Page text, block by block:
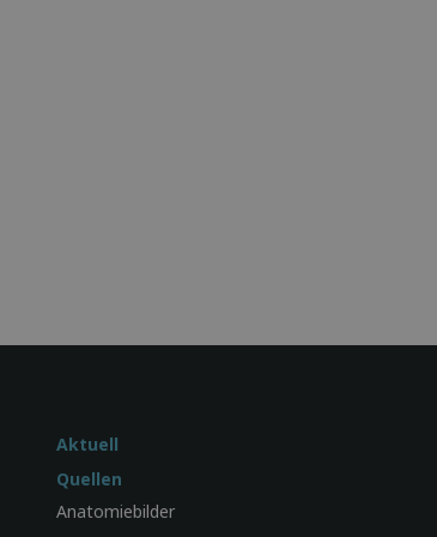
Aktuell
Quellen
Anatomiebilder